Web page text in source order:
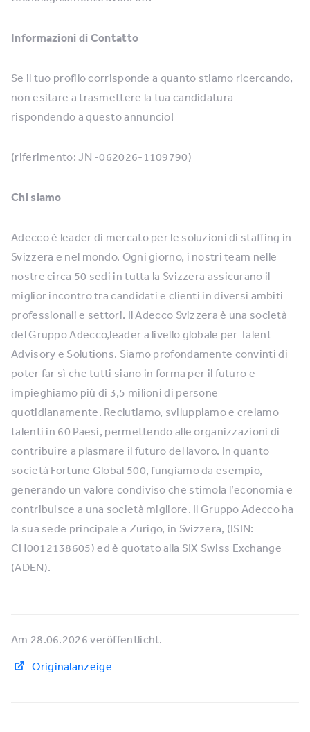
Informazioni di Contatto
Se il tuo profilo corrisponde a quanto stiamo ricercando,
non esitare a trasmettere la tua candidatura
rispondendo a questo annuncio!
(riferimento: JN -062026-1109790)
Chi siamo
Adecco è leader di mercato per le soluzioni di staffing in
Svizzera e nel mondo. Ogni giorno, i nostri team nelle
nostre circa 50 sedi in tutta la Svizzera assicurano il
miglior incontro tra candidati e clienti in diversi ambiti
professionali e settori. Il Adecco Svizzera è una società
del Gruppo Adecco,leader a livello globale per Talent
Advisory e Solutions. Siamo profondamente convinti di
poter far sì che tutti siano in forma per il futuro e
impieghiamo più di 3,5 milioni di persone
quotidianamente. Reclutiamo, sviluppiamo e creiamo
talenti in 60 Paesi, permettendo alle organizzazioni di
contribuire a plasmare il futuro del lavoro. In quanto
società Fortune Global 500, fungiamo da esempio,
generando un valore condiviso che stimola l’economia e
contribuisce a una società migliore. Il Gruppo Adecco ha
la sua sede principale a Zurigo, in Svizzera, (ISIN:
CH0012138605) ed è quotato alla SIX Swiss Exchange
(ADEN).
Am 28.06.2026 veröffentlicht.
Originalanzeige